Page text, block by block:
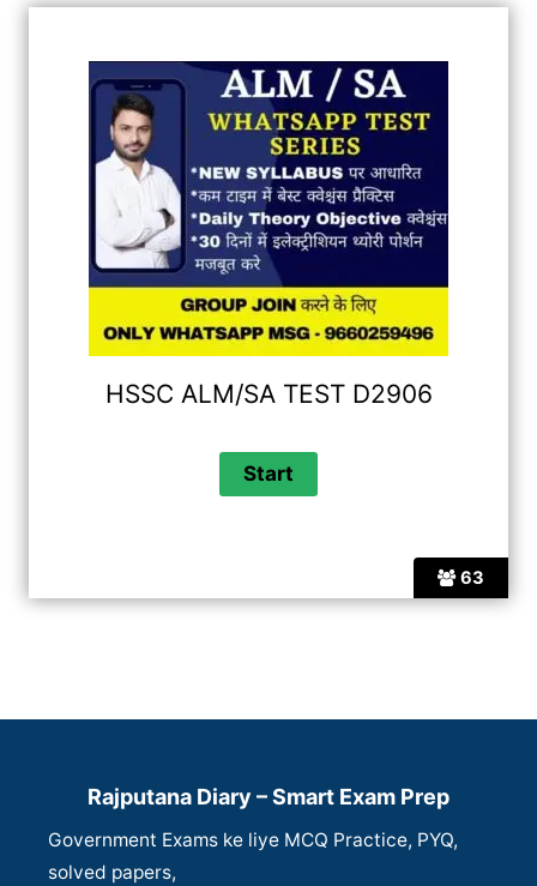
63
HSSC ALM/SA TEST D2906
Rajputana Diary – Smart Exam Prep
Government Exams ke liye MCQ Practice, PYQ,
solved papers,